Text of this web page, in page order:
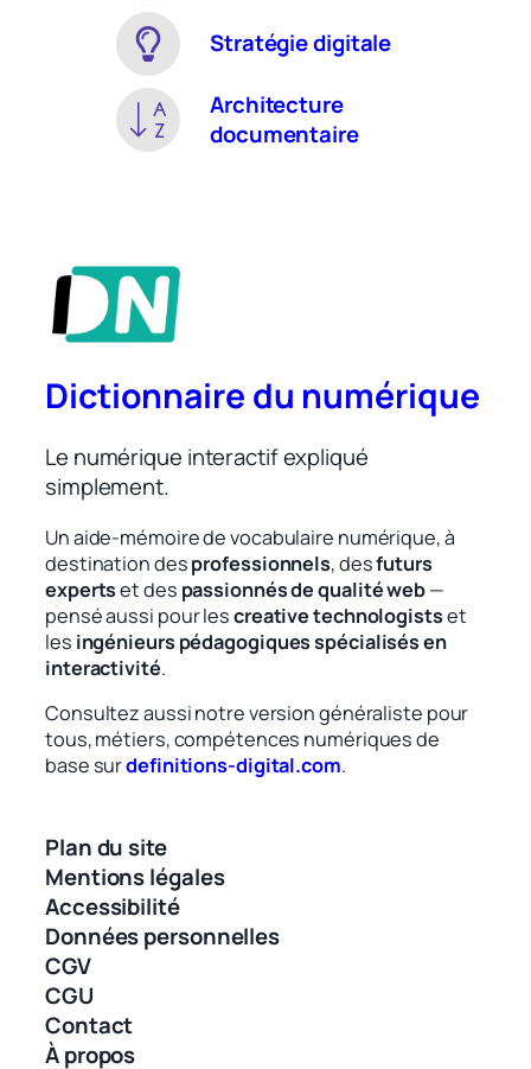
Stratégie digitale
Architecture
documentaire
Dictionnaire du numérique
Le numérique interactif expliqué
simplement.
Un aide-mémoire de vocabulaire numérique, à
destination desprofessionnels, desfuturs
expertset des passionnés de qualité web—
pensé aussi pour lescreative technologistset
les ingénieurs pédagogiques spécialisés en
interactivité.
Consultez aussi notre version généraliste pour
tous, métiers, compétences numériques de
base surdefinitions-digital.com.
Plan du site
Mentions légales
Accessibilité
Données personnelles
CGV
CGU
Contact
À propos